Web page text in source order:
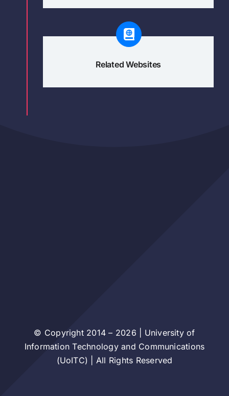
Related Websites
© Copyright 2014 – 2026 | University of
Information Technology and Communications
(UoITC) | All Rights Reserved